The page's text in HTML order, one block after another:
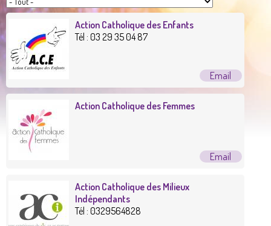
Action Catholique des Enfants
Tél :03 29 35 04 87
Action Catholique des Femmes
Action Catholique des Milieux
Indépendants
Tél :0329564828